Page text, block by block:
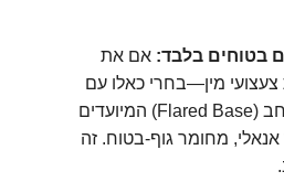
בטוחים בלבד: אם את
מין—בחרי כאלו עם
בסיס רחב (Flared Base) המיועדים
מחומר גוף-בטוח. זה